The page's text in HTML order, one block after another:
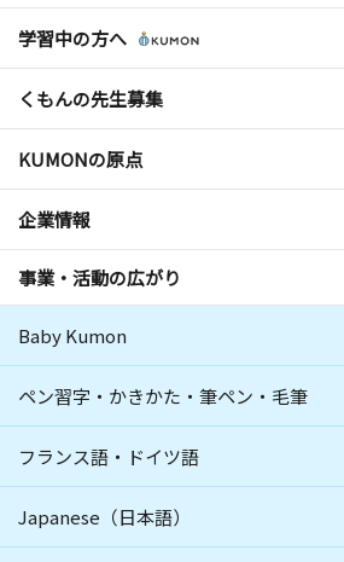
学習中の方へ
くもんの先生募集
KUMONの原点
企業情報
事業・活動の広がり
Baby Kumon
ペン習字・かきかた・筆ペン・毛筆
フランス語・ドイツ語
Japanese（日本語）